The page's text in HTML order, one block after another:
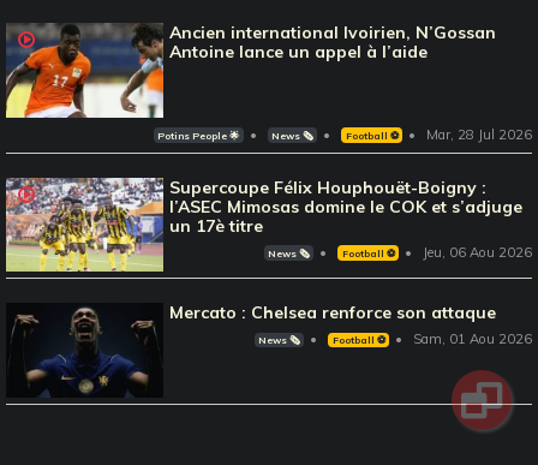
Ancien international Ivoirien, N’Gossan
Antoine lance un appel à l’aide
Potins People 🌟 News 🗞️ Football ⚽️ Mar, 28 Jul 2026
Supercoupe Félix Houphouët-Boigny :
l’ASEC Mimosas domine le COK et s’adjuge
un 17è titre
News 🗞️ Football ⚽️ Jeu, 06 Aou 2026
Mercato : Chelsea renforce son attaque
News 🗞️ Football ⚽️ Sam, 01 Aou 2026